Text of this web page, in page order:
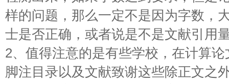
样的问题，那么一定不是因为字数，
士是否正确，或者说是不是文献引用
2、值得注意的是有些学校，在计算
脚注目录以及文献致谢这些除正文之